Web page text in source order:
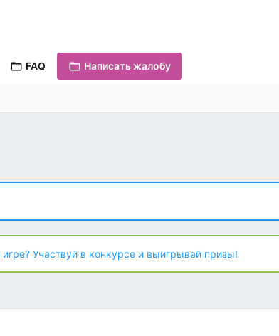
FAQ Написать жалобу
Участвуй в конкурсе и выигрывай призы!